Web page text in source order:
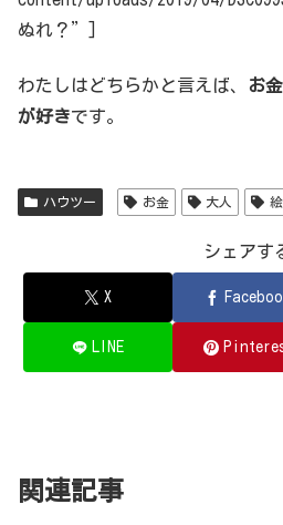
ぬれ？”]
わたしはどちらかと言えば、 お
が好きです。
ハウツー お金 大人 絵
シェアす
X
LINE
関連記事